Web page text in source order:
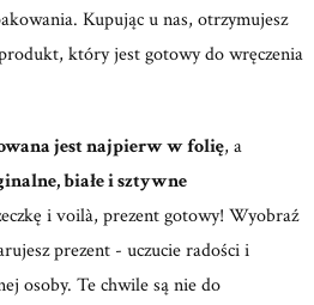
Kupując u nas, otrzymujesz
który jest gotowy do wręczenia
jest najpierw w folię, a
białe i sztywne
i voilà, prezent gotowy! Wyobraź
prezent - uczucie radości i
osoby. Te chwile są nie do